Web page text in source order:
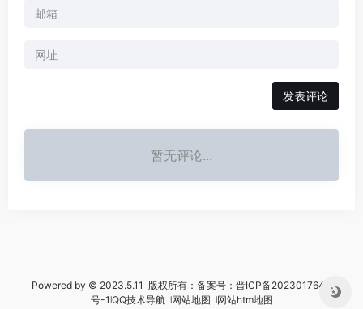
暂无评论...
Powered by © 2023.5.11 版权所有：备案号： 晋ICP备2023017644
号-1꘡QQ技术导航꘡网站地图 ꘡网站htm地图